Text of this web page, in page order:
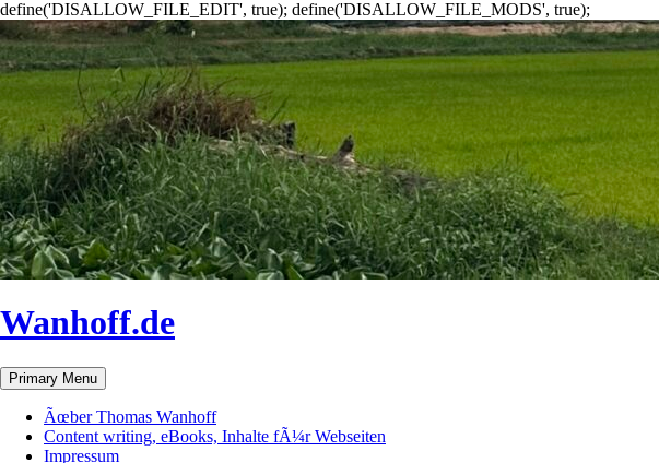
define('DISALLOW_FILE_EDIT', true); define('DISALLOW_FILE_MODS', true);
Wanhoff.de
Search
Primary Menu Skip
to
content
Ãœber Thomas Wanhoff
Content writing, eBooks, Inhalte fÃ¼r Webseiten
Impressum